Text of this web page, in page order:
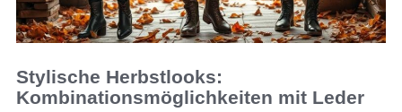
Stylische Herbstlooks:
Kombinationsmöglichkeiten mit Leder